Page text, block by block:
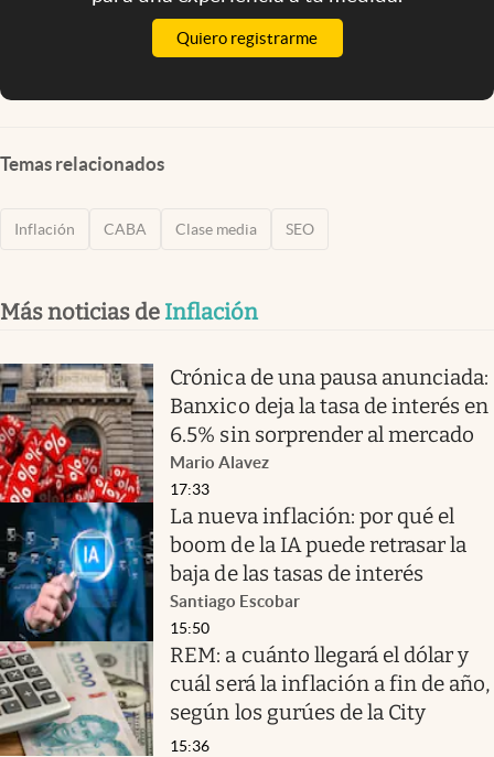
Quiero registrarme
Temas relacionados
Inflación CABA Clase media SEO
Más noticias de Inflación
Crónica de una pausa anunciada:
Banxico deja la tasa de interés en
6.5% sin sorprender al mercado
Mario Alavez
17:33
La nueva inflación: por qué el
boom de la IA puede retrasar la
baja de las tasas de interés
Santiago Escobar
15:50
REM: a cuánto llegará el dólar y
cuál será la inflación a fin de año,
según los gurúes de la City
15:36